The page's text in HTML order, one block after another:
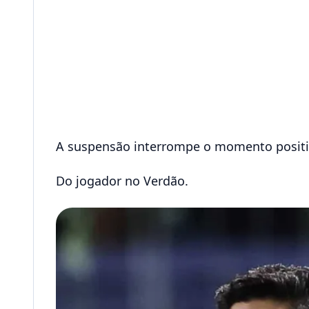
A suspensão interrompe o momento
Do jogador no Verdão.